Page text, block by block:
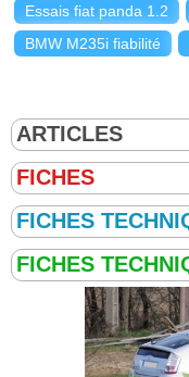
Essais fiat panda 1.2
BMW M235i fiabilité